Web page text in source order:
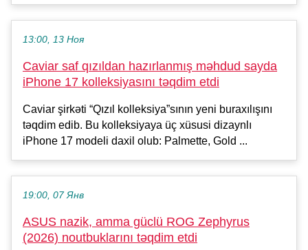
13:00, 13 Ноя
Caviar saf qızıldan hazırlanmış məhdud sayda
iPhone 17 kolleksiyasını təqdim etdi
Caviar şirkəti “Qızıl kolleksiya”sının yeni buraxılışını
təqdim edib. Bu kolleksiyaya üç xüsusi dizaynlı
iPhone 17 modeli daxil olub: Palmette, Gold ...
19:00, 07 Янв
ASUS nazik, amma güclü ROG Zephyrus
(2026) noutbuklarını təqdim etdi